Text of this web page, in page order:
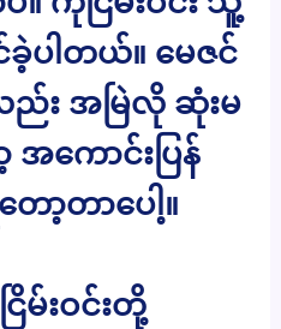
ပါတယ်။ မေဇင်
း အမြဲလို ဆုံးမ
ကောင်းပြန်
ော့တာပေါ့။
မ်းဝင်းတို့